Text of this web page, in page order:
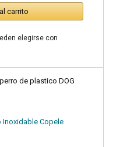
carrito
elegirse con
de plastico DOG
Inoxidable Copele